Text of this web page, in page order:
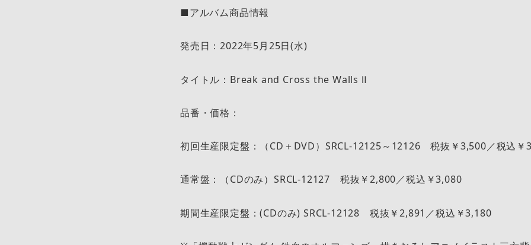
■アルバム商品情報
発売日：2022年5月25日(水)
タイトル：Break and Cross the Walls Ⅱ
品番・価格：
初回生産限定盤：（CD＋DVD）SRCL-12125～12126 税抜￥3,500／税込￥
通常盤：（CDのみ）SRCL-12127 税抜￥2,800／税込￥3,080
期間生産限定盤：(CDのみ) SRCL-12128 税抜￥2,891／税込￥3,180